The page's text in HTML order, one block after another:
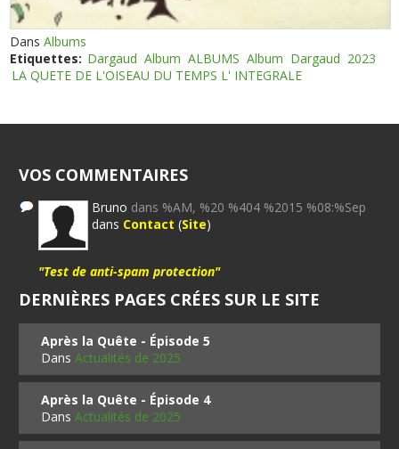
DansAlbums
Etiquettes: Dargaud Album ALBUMS Album Dargaud 2023
LA QUETE DE L'OISEAU DU TEMPS L' INTEGRALE
VOS COMMENTAIRES
Bruno dans %AM, %20 %404 %2015 %08:%Sep
dans Contact (Site)
"Test de anti-spam protection"
DERNIÈRES PAGES CRÉES SUR LE SITE
Après la Quête - Épisode 5
DansActualités de 2025
Après la Quête - Épisode 4
DansActualités de 2025